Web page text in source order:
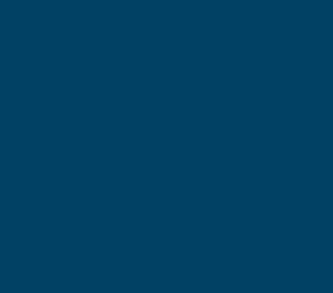
प्रहरीले आवश्यक अनुसन्धान